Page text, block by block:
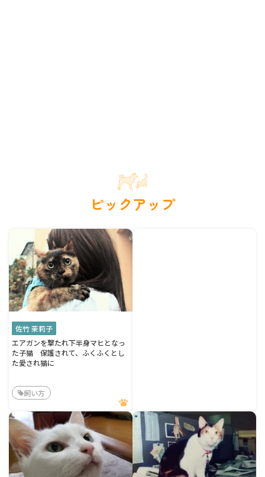
ピックアップ
佐竹 茉莉子
エアガンを撃たれ下半身マヒとなっ
た子猫 保護されて、ふくふくとし
た愛され猫に
飼い方